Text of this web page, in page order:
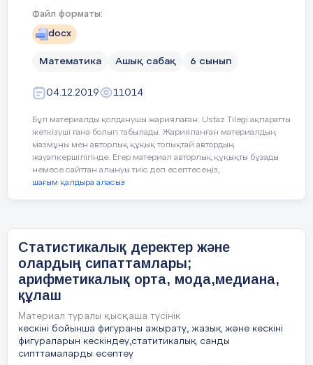
байланыс
Бағалау
5 минут Тест: Жұптық жұмыс. B деңгей.2-
Бірнеше санның қосындысының
2. Берілгендер қатарында жиі
а) берілгендер қатарының ең үлкен
б) ауытқу
в) медиана
Файл форматы:
docx
Математика Ашық сабақ 6 сынып
04.12.2019 11014
Бұл материалды қолданушы жариялаған. Ustaz Tilegi ақпаратты
жеткізуші ғана болып табылады. Жарияланған материалдың
мазмұны мен авторлық құқық толықтай автордың
жауапкершілігінде. Егер материал авторлық құқықты бұзады
немесе сайттан алынуы тиіс деп есептесеңіз,
шағым қалдыра аласыз
Статистикалық деректер және
олардың сипаттамлары;
арифметикалық орта, мода,медиана,
құлаш
Материал туралы қысқаша түсінік
кескіні бойынша фигураны ажырату, жазық және кескіні
фигураларын кескіндеу,статитикалық санды
сипттамаларды есептеу